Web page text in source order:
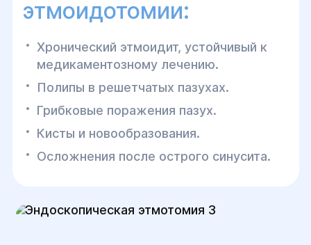
этмоидотомии:
Хронический этмоидит, устойчивый к
медикаментозному лечению.
Полипы в решетчатых пазухах.
Грибковые поражения пазух.
Кисты и новообразования.
Осложнения после острого синусита.